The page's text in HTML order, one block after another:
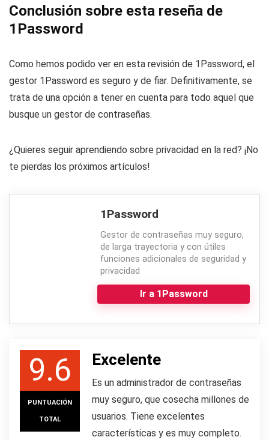
Conclusión sobre esta reseña de
1Password
Como hemos podido ver en esta revisión de 1Password, el
gestor 1Password es seguro y de fiar. Definitivamente, se
trata de una opción a tener en cuenta para todo aquel que
busque un gestor de contraseñas.
¿Quieres seguir aprendiendo sobre privacidad en la red? ¡No
te pierdas los próximos artículos!
1Password
Gestor de contraseñas muy seguro,
de larga trayectoria y con útiles
funciones adicionales de seguridad y
privacidad
Ir a 1Password
9.6
PUNTUACIÓN
TOTAL
Excelente
Es un administrador de contraseñas
muy seguro, que cosecha millones de
usuarios. Tiene excelentes
características y es muy completo.